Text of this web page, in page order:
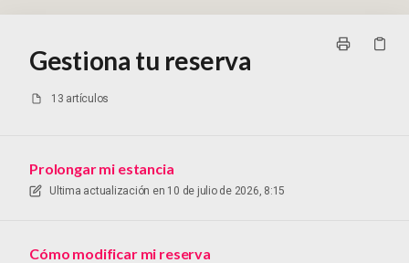
Gestiona tu reserva
13 artículos
Prolongar mi estancia
Ultima actualización en 10 de julio de 2026, 8:15
Cómo modificar mi reserva